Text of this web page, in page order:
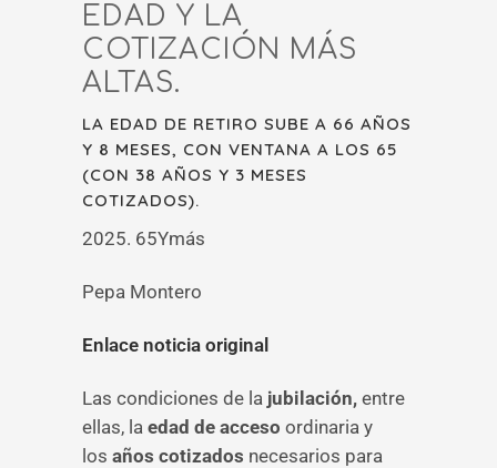
EDAD Y LA
COTIZACIÓN MÁS
ALTAS.
LA EDAD DE RETIRO SUBE A 66 AÑOS
Y 8 MESES, CON VENTANA A LOS 65
(CON 38 AÑOS Y 3 MESES
COTIZADOS).
2025. 65Ymás
Pepa Montero
Enlace noticia original
Las condiciones de la jubilación, entre
ellas, la edad de acceso ordinaria y
los años cotizados necesarios para